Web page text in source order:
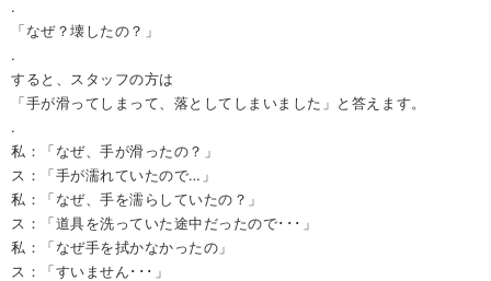
.
「なぜ？壊したの？」
.
すると、スタッフの方は
「手が滑ってしまって、落としてしまいました」と答えます。
.
私：「なぜ、手が滑ったの？」
ス：「手が濡れていたので…」
私：「なぜ、手を濡らしていたの？」
ス：「道具を洗っていた途中だったので･･･」
私：「なぜ手を拭かなかったの」
ス：「すいません･･･」